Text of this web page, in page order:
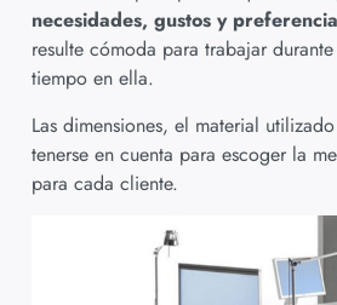
necesidades, gustos y
resulte cómoda para trabajar
tiempo en ella.
Las dimensiones, el material
tenerse en cuenta para escoger la
para cada cliente.